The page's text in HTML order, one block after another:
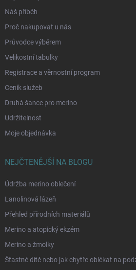
Náš příběh
Proč nakupovat u nás
Průvodce výběrem
Velikostní tabulky
Registrace a věrnostní program
Ceník služeb
Druhá šance pro merino
Udržitelnost
Moje objednávka
NEJČTENĚJŠÍ NA BLOGU
Údržba merino oblečení
Lanolinová lázeň
Přehled přírodních materiálů
Merino a atopický ekzém
Merino a žmolky
Šťastné dítě nebo jak chytře oblékat na